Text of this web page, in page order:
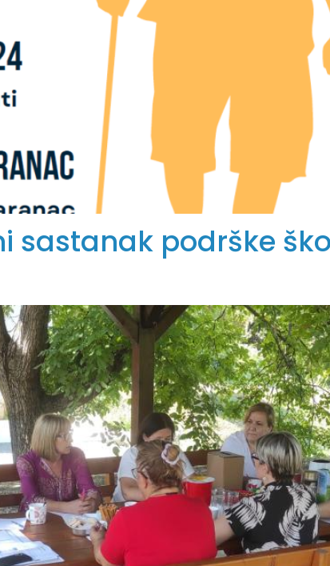
sastanak podrške